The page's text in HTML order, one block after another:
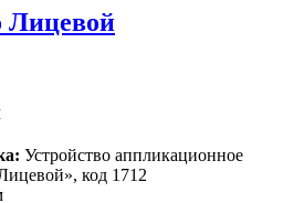
Лицевой
Устройство аппликационное
код 1712